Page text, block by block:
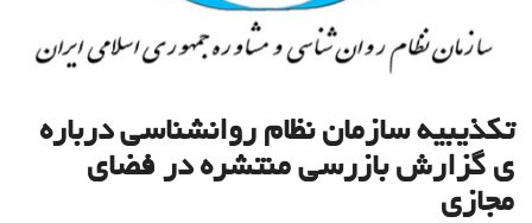
تکذیبیه سازمان نظام روانشناسی درباره
ی گزارش بازرسی منتشره در فضای
مجازی